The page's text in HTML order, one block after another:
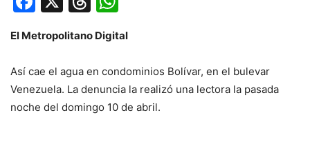
El Metropolitano Digital
Así cae el agua en condominios Bolívar, en el bulevar
Venezuela. La denuncia la realizó una lectora la pasada
noche del domingo 10 de abril.